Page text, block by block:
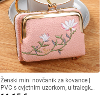
Ženski mini novčanik za kovance |
PVC s cvjetnim uzorkom, ultralegki,